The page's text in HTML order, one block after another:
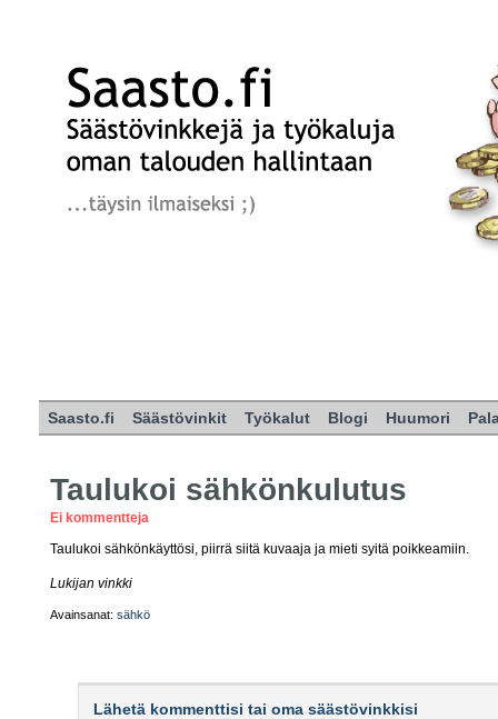
Saasto.fi Säästövinkit Työkalut Blogi Huumori
Taulukoi sähkönkulutus
Ei kommentteja
Taulukoi sähkönkäyttösi, piirrä siitä kuvaaja ja mieti syitä poikkeamiin.
Lukijan vinkki
Avainsanat: sähkö
Lähetä kommenttisi tai oma säästövinkkisi